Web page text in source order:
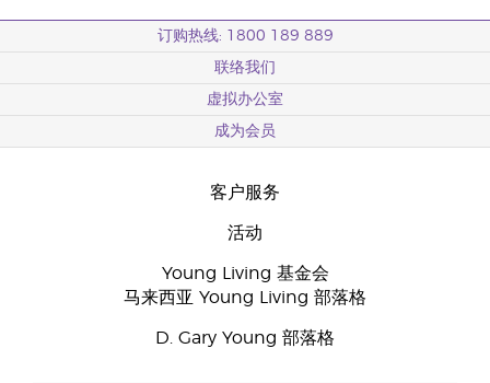
订购热线: 1800 189 889
联络我们
虚拟办公室
成为会员
客户服务
活动
Young Living 基金会
马来西亚 Young Living 部落格
D. Gary Young 部落格